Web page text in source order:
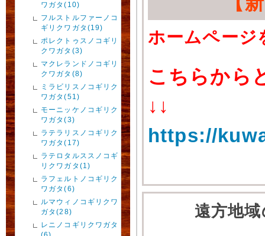
ワガタ(10)
フルストルファーノコ
ギリクワガタ(19)
ポレクトゥスノコギリ
クワガタ(3)
マクレランドノコギリ
クワガタ(8)
ミラビリスノコギリク
ワガタ(51)
モーニッケノコギリク
ワガタ(3)
ラテラリスノコギリク
ワガタ(17)
ラテロタルススノコギ
リクワガタ(1)
ラフェルトノコギリク
ワガタ(6)
ルマウィノコギリクワ
ガタ(28)
レニノコギリクワガタ
ホームページ
こちらから
↓↓
https://
遠方地